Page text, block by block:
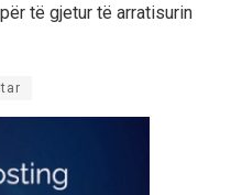
të gjetur të arratisurin